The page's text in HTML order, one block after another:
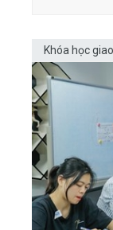
Khóa học